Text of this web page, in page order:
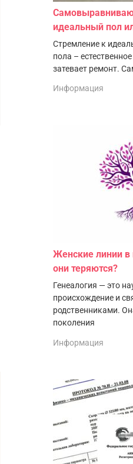
идеальный пол
Стремление к
пола –
затевает ремонт.
Информация
Женские линии в
они теряются?
Генеалогия — это
происхождение и
родственниками.
поколения
Информация